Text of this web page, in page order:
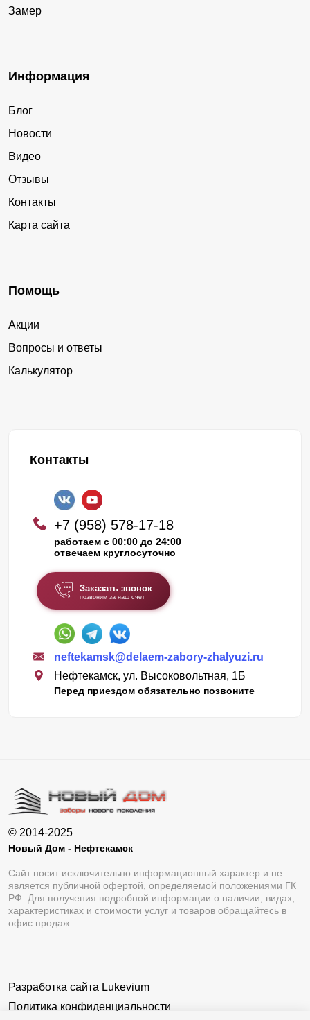
Замер
Информация
Блог
Новости
Видео
Отзывы
Контакты
Карта сайта
Помощь
Акции
Вопросы и ответы
Калькулятор
Контакты
+7 (958) 578-17-18
работаем с 00:00 до 24:00
отвечаем круглосуточно
Заказать звонок
позвоним за наш счет
neftekamsk@delaem-zabory-zhalyuzi.ru
Нефтекамск, ул. Высоковольтная, 1Б
Перед приездом обязательно позвоните
© 2014-2025
Новый Дом - Нефтекамск
Сайт носит исключительно информационный характер и не
является публичной офертой, определяемой положениями ГК
РФ. Для получения подробной информации о наличии, видах,
характеристиках и стоимости услуг и товаров обращайтесь в
офис продаж.
Разработка сайта Lukevium
Политика конфиденциальности